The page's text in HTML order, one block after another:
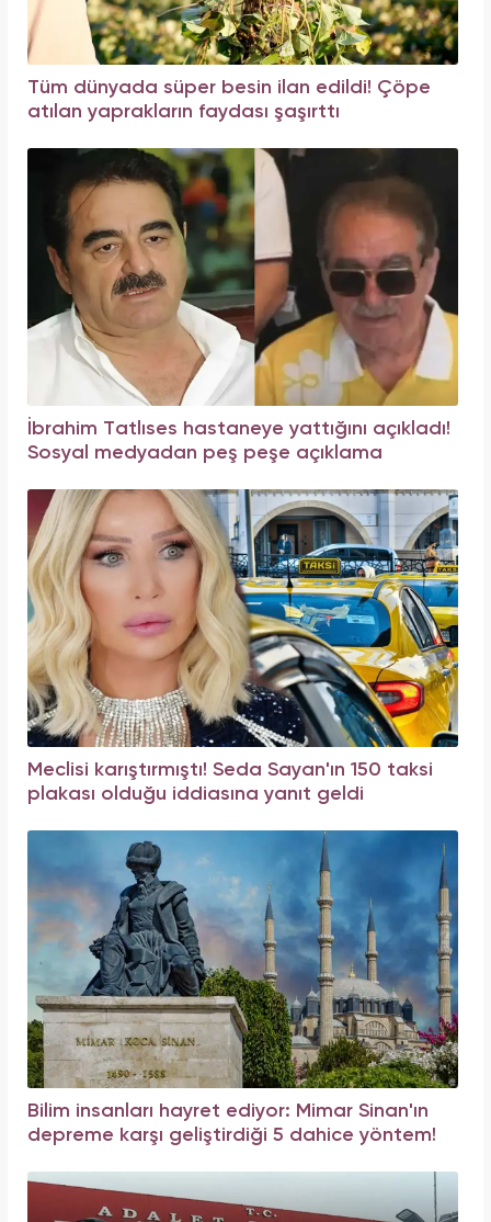
Tüm dünyada süper besin ilan edildi! Çöpe
atılan yaprakların faydası şaşırttı
İbrahim Tatlıses hastaneye yattığını açıkladı!
Sosyal medyadan peş peşe açıklama
Meclisi karıştırmıştı! Seda Sayan'ın 150 taksi
plakası olduğu iddiasına yanıt geldi
Bilim insanları hayret ediyor: Mimar Sinan'ın
depreme karşı geliştirdiği 5 dahice yöntem!